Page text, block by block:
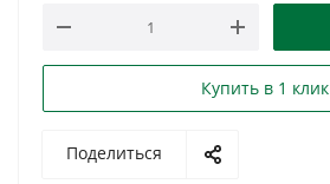
Купить в 1 клик
Поделиться